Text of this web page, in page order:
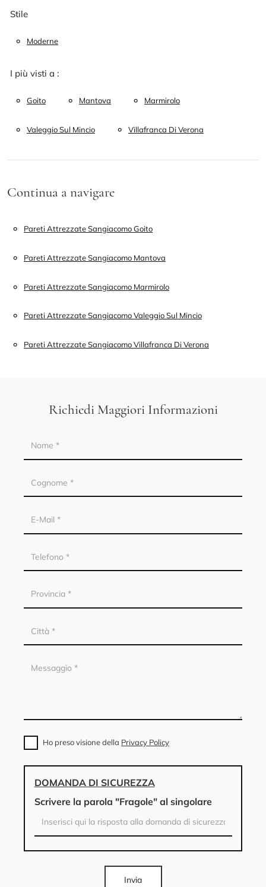
Stile
Moderne
I più visti a :
Goito Mantova Marmirolo
Valeggio Sul Mincio Villafranca Di Verona
Continua a navigare
Pareti Attrezzate Sangiacomo Goito
Pareti Attrezzate Sangiacomo Mantova
Pareti Attrezzate Sangiacomo Marmirolo
Pareti Attrezzate Sangiacomo Valeggio Sul Mincio
Pareti Attrezzate Sangiacomo Villafranca Di Verona
Richiedi Maggiori Informazioni
Ho preso visione della Privacy Policy
DOMANDA DI SICUREZZA
Scrivere la parola "Fragole" al singolare
Invia